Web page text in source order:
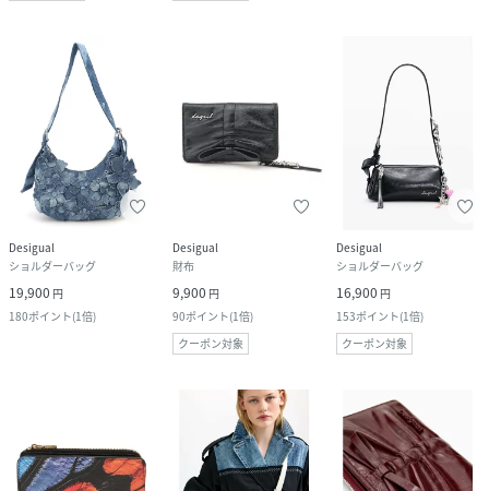
Desigual
ショルダーバッグ
19,900 円
180ポイント(1倍)
Desigual
財布
9,900 円
90ポイント(1倍)
クーポン対象
Desigual
ショルダーバッグ
16,900 円
153ポイント(1倍)
クーポン対象